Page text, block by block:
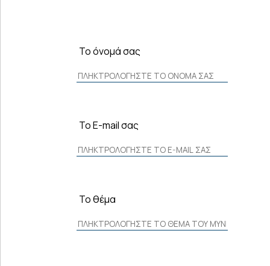
Το όνομά σας
Το E-mail σας
Το θέμα